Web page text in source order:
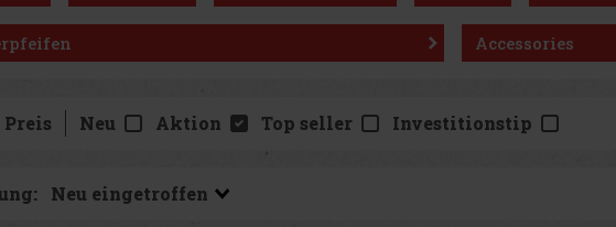
Accessories
Preis Neu Aktion Top seller Investitionstip